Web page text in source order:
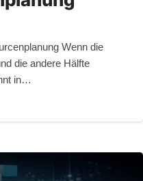
Wenn die
die andere Hälfte
in…